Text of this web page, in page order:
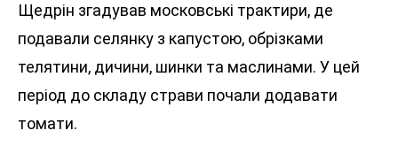
Щедрін згадував московські трактири, де
подавали селянку з капустою, обрізками
телятини, дичини, шинки та маслинами. У цей
період до складу страви почали додавати
томати.